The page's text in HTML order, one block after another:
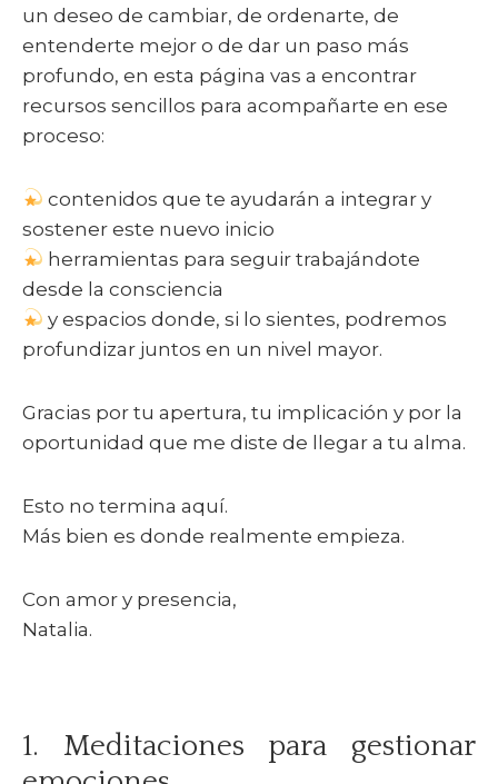
un deseo de cambiar, de ordenarte, de
entenderte mejor o de dar un paso más
profundo, en esta página vas a encontrar
recursos sencillos para acompañarte en ese
proceso:
contenidos que te ayudarán a integrar y
sostener este nuevo inicio
herramientas para seguir trabajándote
desde la consciencia
y espacios donde, si lo sientes, podremos
profundizar juntos en un nivel mayor.
Gracias por tu apertura, tu implicación y por la
oportunidad que me diste de llegar a tu alma.
Esto no termina aquí.
Más bien es donde realmente empieza.
Con amor y presencia,
Natalia.
1. Meditaciones para gestionar